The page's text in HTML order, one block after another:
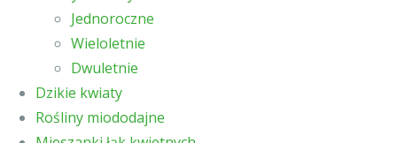
Jednoroczne
Wieloletnie
Dwuletnie
Dzikie kwiaty
Rośliny miododajne